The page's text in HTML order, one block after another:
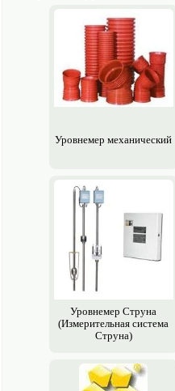
Уровнемер механический
Уровнемер Струна
(Измерительная система
Струна)